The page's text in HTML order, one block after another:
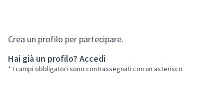
Crea un profilo per partecipare.
Hai già un profilo? Accedi
* I campi obbligatori sono contrassegnati con un asterisco